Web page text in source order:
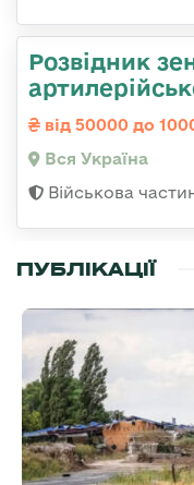
Розвідник
від 50000 до
Вся Україна
Військова
ПУБЛІКАЦІЇ